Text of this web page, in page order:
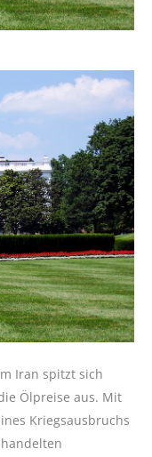
Iran spitzt sich
Ölpreise aus. Mit
Kriegsausbruchs